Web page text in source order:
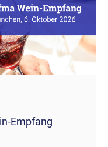
Empfang